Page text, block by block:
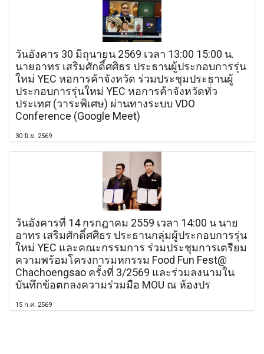
วันอังคาร 30 มิถุนายน 2569 เวลา 13:00 15:00 น.
นายอาทร เสริมศักดิ์ศศิธร ประธานผู้ประกอบการรุ่น
ใหม่ YEC หอการค้าจังหวัด ร่วมประชุมประธานผู้
ประกอบการรุ่นใหม่ YEC หอการค้าจังหวัดทั่ว
ประเทศ (วาระพิเศษ) ผ่านทางระบบ VDO
Conference (Google Meet)
30 มิ.ย. 2569
วันอังคารที่ 14 กรกฎาคม 2559 เวลา 14:00 น นาย
อาทร เสริมศักดิ์ศศิธร ประธานกลุ่มผู้ประกอบการรุ่น
ใหม่ YEC และคณะกรรมการ ร่วมประชุมการเตรียม
ความพร้อมโครงการมหกรรม Food Fun Fest@
Chachoengsao ครั้งที่ 3/2569 และร่วมลงนามใน
บันทึกข้อตกลงความร่วมมือ MOU ณ ห้องปร
15 ก.ค. 2569